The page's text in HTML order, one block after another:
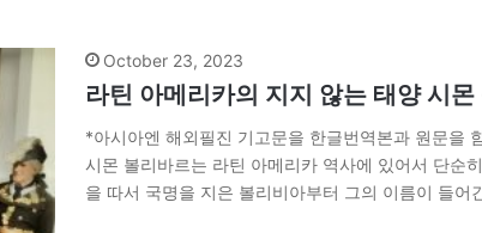
October 23, 2023
라틴 아메리카의 지지 않는 태양 시
*아시아엔 해외필진 기고문을 한글번역본과 원문을
시몬 볼리바르는 라틴 아메리카 역사에 있어서 단순
을 따서 국명을 지은 볼리비아부터 그의 이름이 들